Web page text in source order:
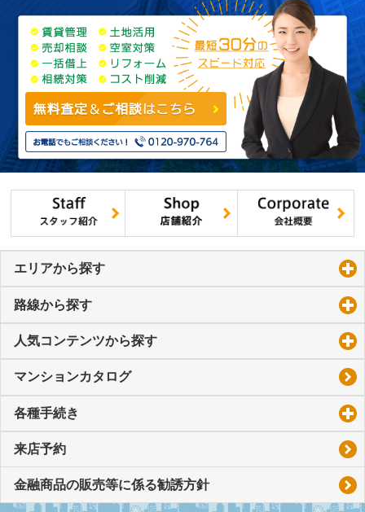
エリアから探す
路線から探す
人気コンテンツから探す
マンションカタログ
各種手続き
来店予約
金融商品の販売等に係る勧誘方針